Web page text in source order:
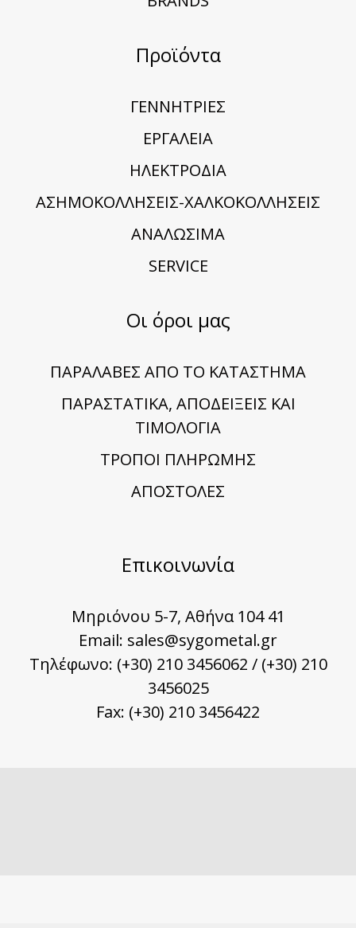
Προϊόντα
ΓΕΝΝΗΤΡΙΕΣ
ΕΡΓΑΛΕΙΑ
ΗΛΕΚΤΡΟΔΙΑ
ΑΣΗΜΟΚΟΛΛΗΣΕΙΣ-ΧΑΛΚΟΚΟΛΛΗΣΕΙΣ
ΑΝΑΛΩΣΙΜΑ
SERVICE
Οι όροι μας
ΠΑΡΑΛΑΒΕΣ ΑΠΟ ΤΟ ΚΑΤΑΣΤΗΜΑ
ΠΑΡΑΣΤΑΤΙΚΑ, ΑΠΟΔΕΙΞΕΙΣ ΚΑΙ
ΤΙΜΟΛΟΓΙΑ
TΡΟΠΟΙ ΠΛΗΡΩΜΗΣ
ΑΠΟΣΤΟΛΕΣ
Επικοινωνία
Μηριόνου 5-7, Αθήνα 104 41
Email: sales@sygometal.gr
Τηλέφωνο: (+30) 210 3456062 / (+30) 210
3456025
Fax: (+30) 210 3456422